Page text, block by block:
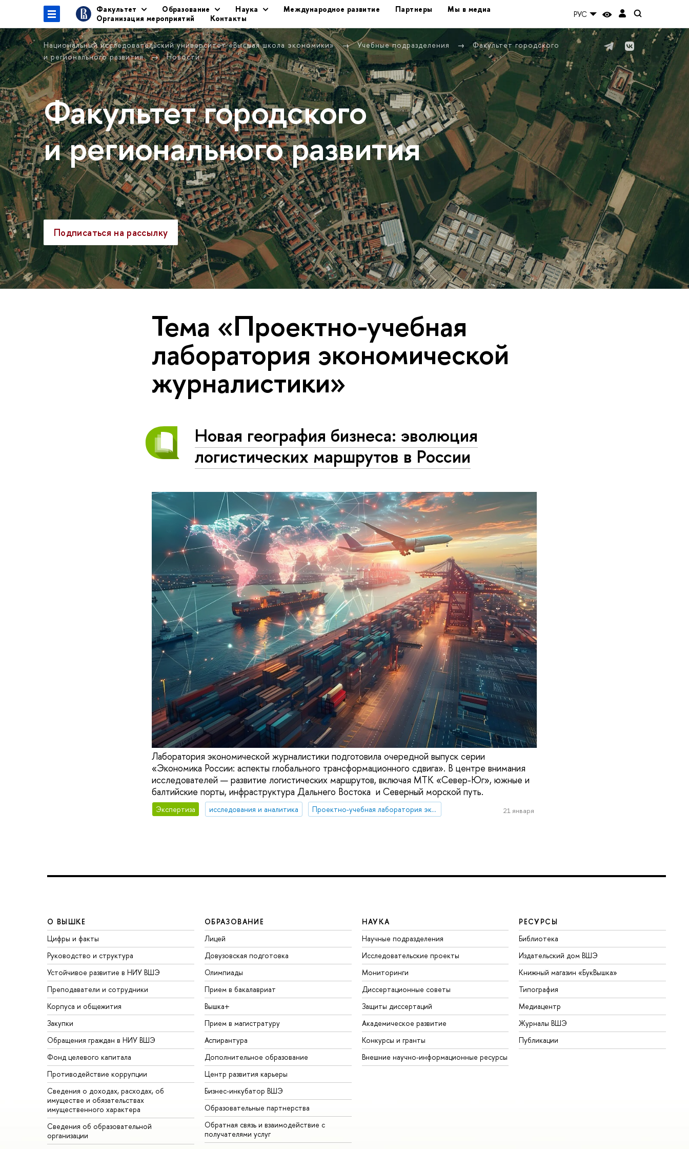
Факультет Образование Наука Международное развитие Партнеры
Мы в медиа
Организация мероприятий
Контакты РУС
Национальный исследовательский университет «Высшая школа экономики» Учебные подразделения
Факультет городского
и регионального развития
Новости
Факультет городского
и регионального развития
Подписаться на рассылку
Тема «Проектно-учебная
лаборатория экономической
журналистики»
Новая география бизнеса: эволюция
логистических маршрутов в России
Лаборатория экономической журналистики подготовила очередной выпуск серии
«Экономика России: аспекты глобального трансформационного сдвига». В центре внимания
исследователей — развитие логистических маршрутов, включая МТК «Север-Юг», южные и
балтийские порты, инфраструктура Дальнего Востока и Северный морской путь.
Экспертиза исследования и аналитика Проектно-учебная лаборатория экономической журналистики 21 января
О ВЫШКЕ
Цифры и факты
Руководство и структура
Устойчивое развитие в НИУ ВШЭ
Преподаватели и сотрудники
Корпуса и общежития
Закупки
Обращения граждан в НИУ ВШЭ
Фонд целевого капитала
Противодействие коррупции
Сведения о доходах, расходах, об
имуществе и обязательствах
имущественного характера
Сведения об образовательной
организации
ОБРАЗОВАНИЕ
Лицей
Довузовская подготовка
Олимпиады
Прием в бакалавриат
Вышка+
Прием в магистратуру
Аспирантура
Дополнительное образование
Центр развития карьеры
Бизнес-инкубатор ВШЭ
Образовательные партнерства
Обратная связь и взаимодействие с
получателями услуг
НАУКА
Научные подразделения
Исследовательские проекты
Мониторинги
Диссертационные советы
Защиты диссертаций
Академическое развитие
Конкурсы и гранты
Внешние научно-информационные ресурсы
РЕСУРСЫ
Библиотека
Издательский дом ВШЭ
Книжный магазин «БукВышка»
Типография
Медиацентр
Журналы ВШЭ
Публикации